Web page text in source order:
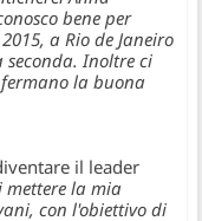
bene per
a Rio de Janeiro
seconda. Inoltre ci
la buona
il leader
mettere la mia
con l'obiettivo di